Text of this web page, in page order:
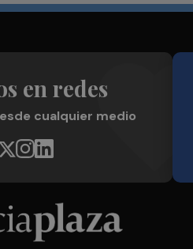
en redes
cualquier medio